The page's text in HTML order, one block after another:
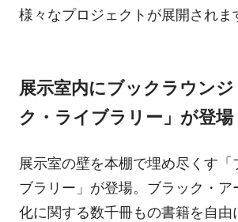
様々なプロジェクトが展開されま
展示室内にブックラウンジ
ク・ライブラリー」が登場
展示室の壁を本棚で埋め尽くす「
ブラリー」が登場。ブラック・ア
化に関する数千冊もの書籍を自由